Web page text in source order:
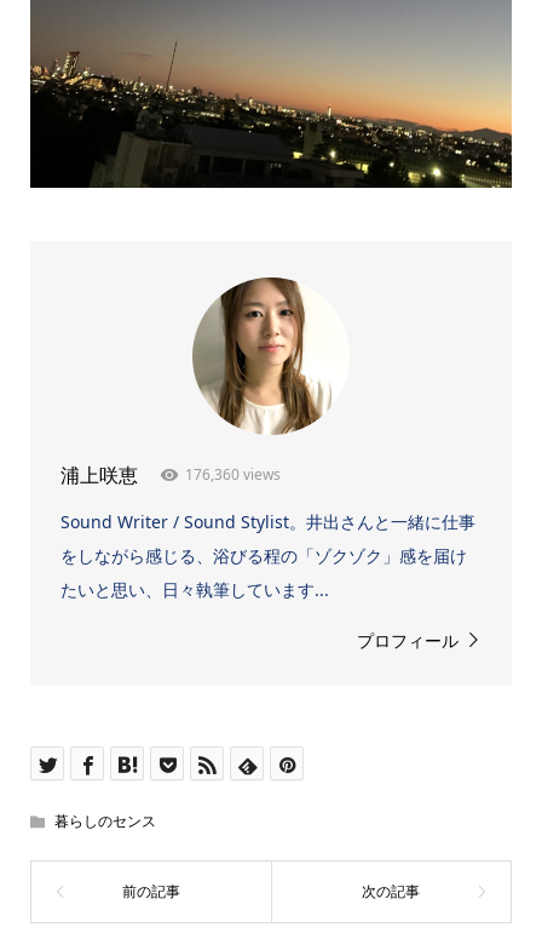
浦上咲恵 176,360 views
Sound Writer / Sound Stylist。井出さんと一緒に仕事
をしながら感じる、浴びる程の「ゾクゾク」感を届け
たいと思い、日々執筆しています...
プロフィール
暮らしのセンス